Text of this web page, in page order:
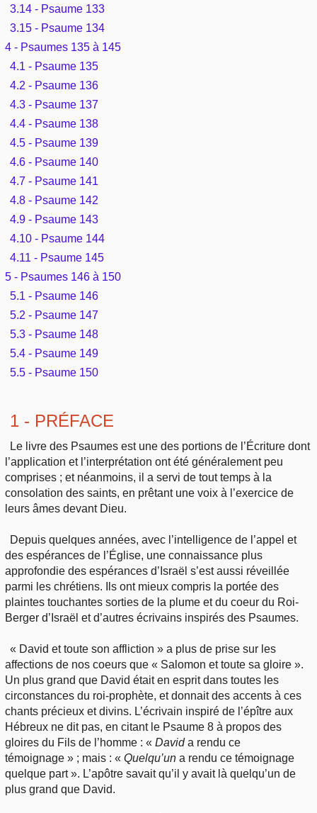
3.14 - Psaume 133
3.15 - Psaume 134
4 - Psaumes 135 à 145
4.1 - Psaume 135
4.2 - Psaume 136
4.3 - Psaume 137
4.4 - Psaume 138
4.5 - Psaume 139
4.6 - Psaume 140
4.7 - Psaume 141
4.8 - Psaume 142
4.9 - Psaume 143
4.10 - Psaume 144
4.11 - Psaume 145
5 - Psaumes 146 à 150
5.1 - Psaume 146
5.2 - Psaume 147
5.3 - Psaume 148
5.4 - Psaume 149
5.5 - Psaume 150
1 - PRÉFACE
Le livre des Psaumes est une des portions de l’Écriture dont
l’application et l’interprétation ont été généralement peu
comprises ; et néanmoins, il a servi de tout temps à la
consolation des saints, en prêtant une voix à l’exercice de
leurs âmes devant Dieu.
Depuis quelques années, avec l’intelligence de l’appel et
des espérances de l’Église, une connaissance plus
approfondie des espérances d’Israël s’est aussi réveillée
parmi les chrétiens. Ils ont mieux compris la portée des
plaintes touchantes sorties de la plume et du coeur du Roi-
Berger d’Israël et d’autres écrivains inspirés des Psaumes.
« David et toute son affliction » a plus de prise sur les
affections de nos coeurs que « Salomon et toute sa gloire ».
Un plus grand que David était en esprit dans toutes les
circonstances du roi-prophète, et donnait des accents à ces
chants précieux et divins. L’écrivain inspiré de l’épître aux
Hébreux ne dit pas, en citant le Psaume 8 à propos des
gloires du Fils de l’homme : « Davida rendu ce
témoignage » ; mais : « Quelqu’un a rendu ce témoignage
quelque part ». L’apôtre savait qu’il y avait là quelqu’un de
plus grand que David.